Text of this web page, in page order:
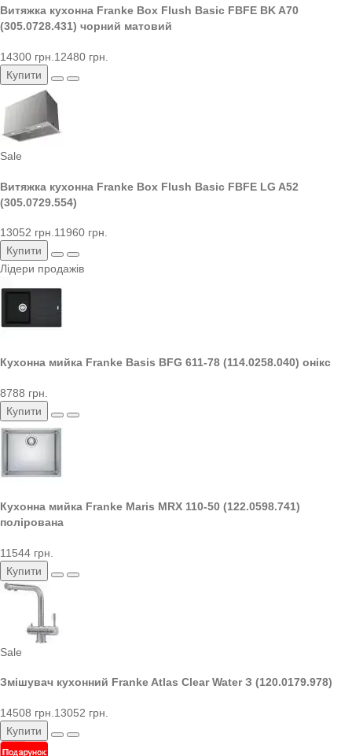
Витяжка кухонна Franke Box Flush Basic FBFE BK A70
(305.0728.431) чорний матовий
14300 грн. 12480 грн.
Купити
Sale
Витяжка кухонна Franke Box Flush Basic FBFE LG A52
(305.0729.554)
13052 грн.11960 грн.
Купити
Лідери продажів
Кухонна мийка Franke Basis BFG 611-78 (114.0258.040) онікс
8788 грн.
Купити
Кухонна мийка Franke Maris MRX 110-50 (122.0598.741)
полірована
11544 грн.
Купити
Sale
Змішувач кухонний Franke Atlas Clear Water З (120.0179.978)
14508 грн. 13052 грн.
Купити